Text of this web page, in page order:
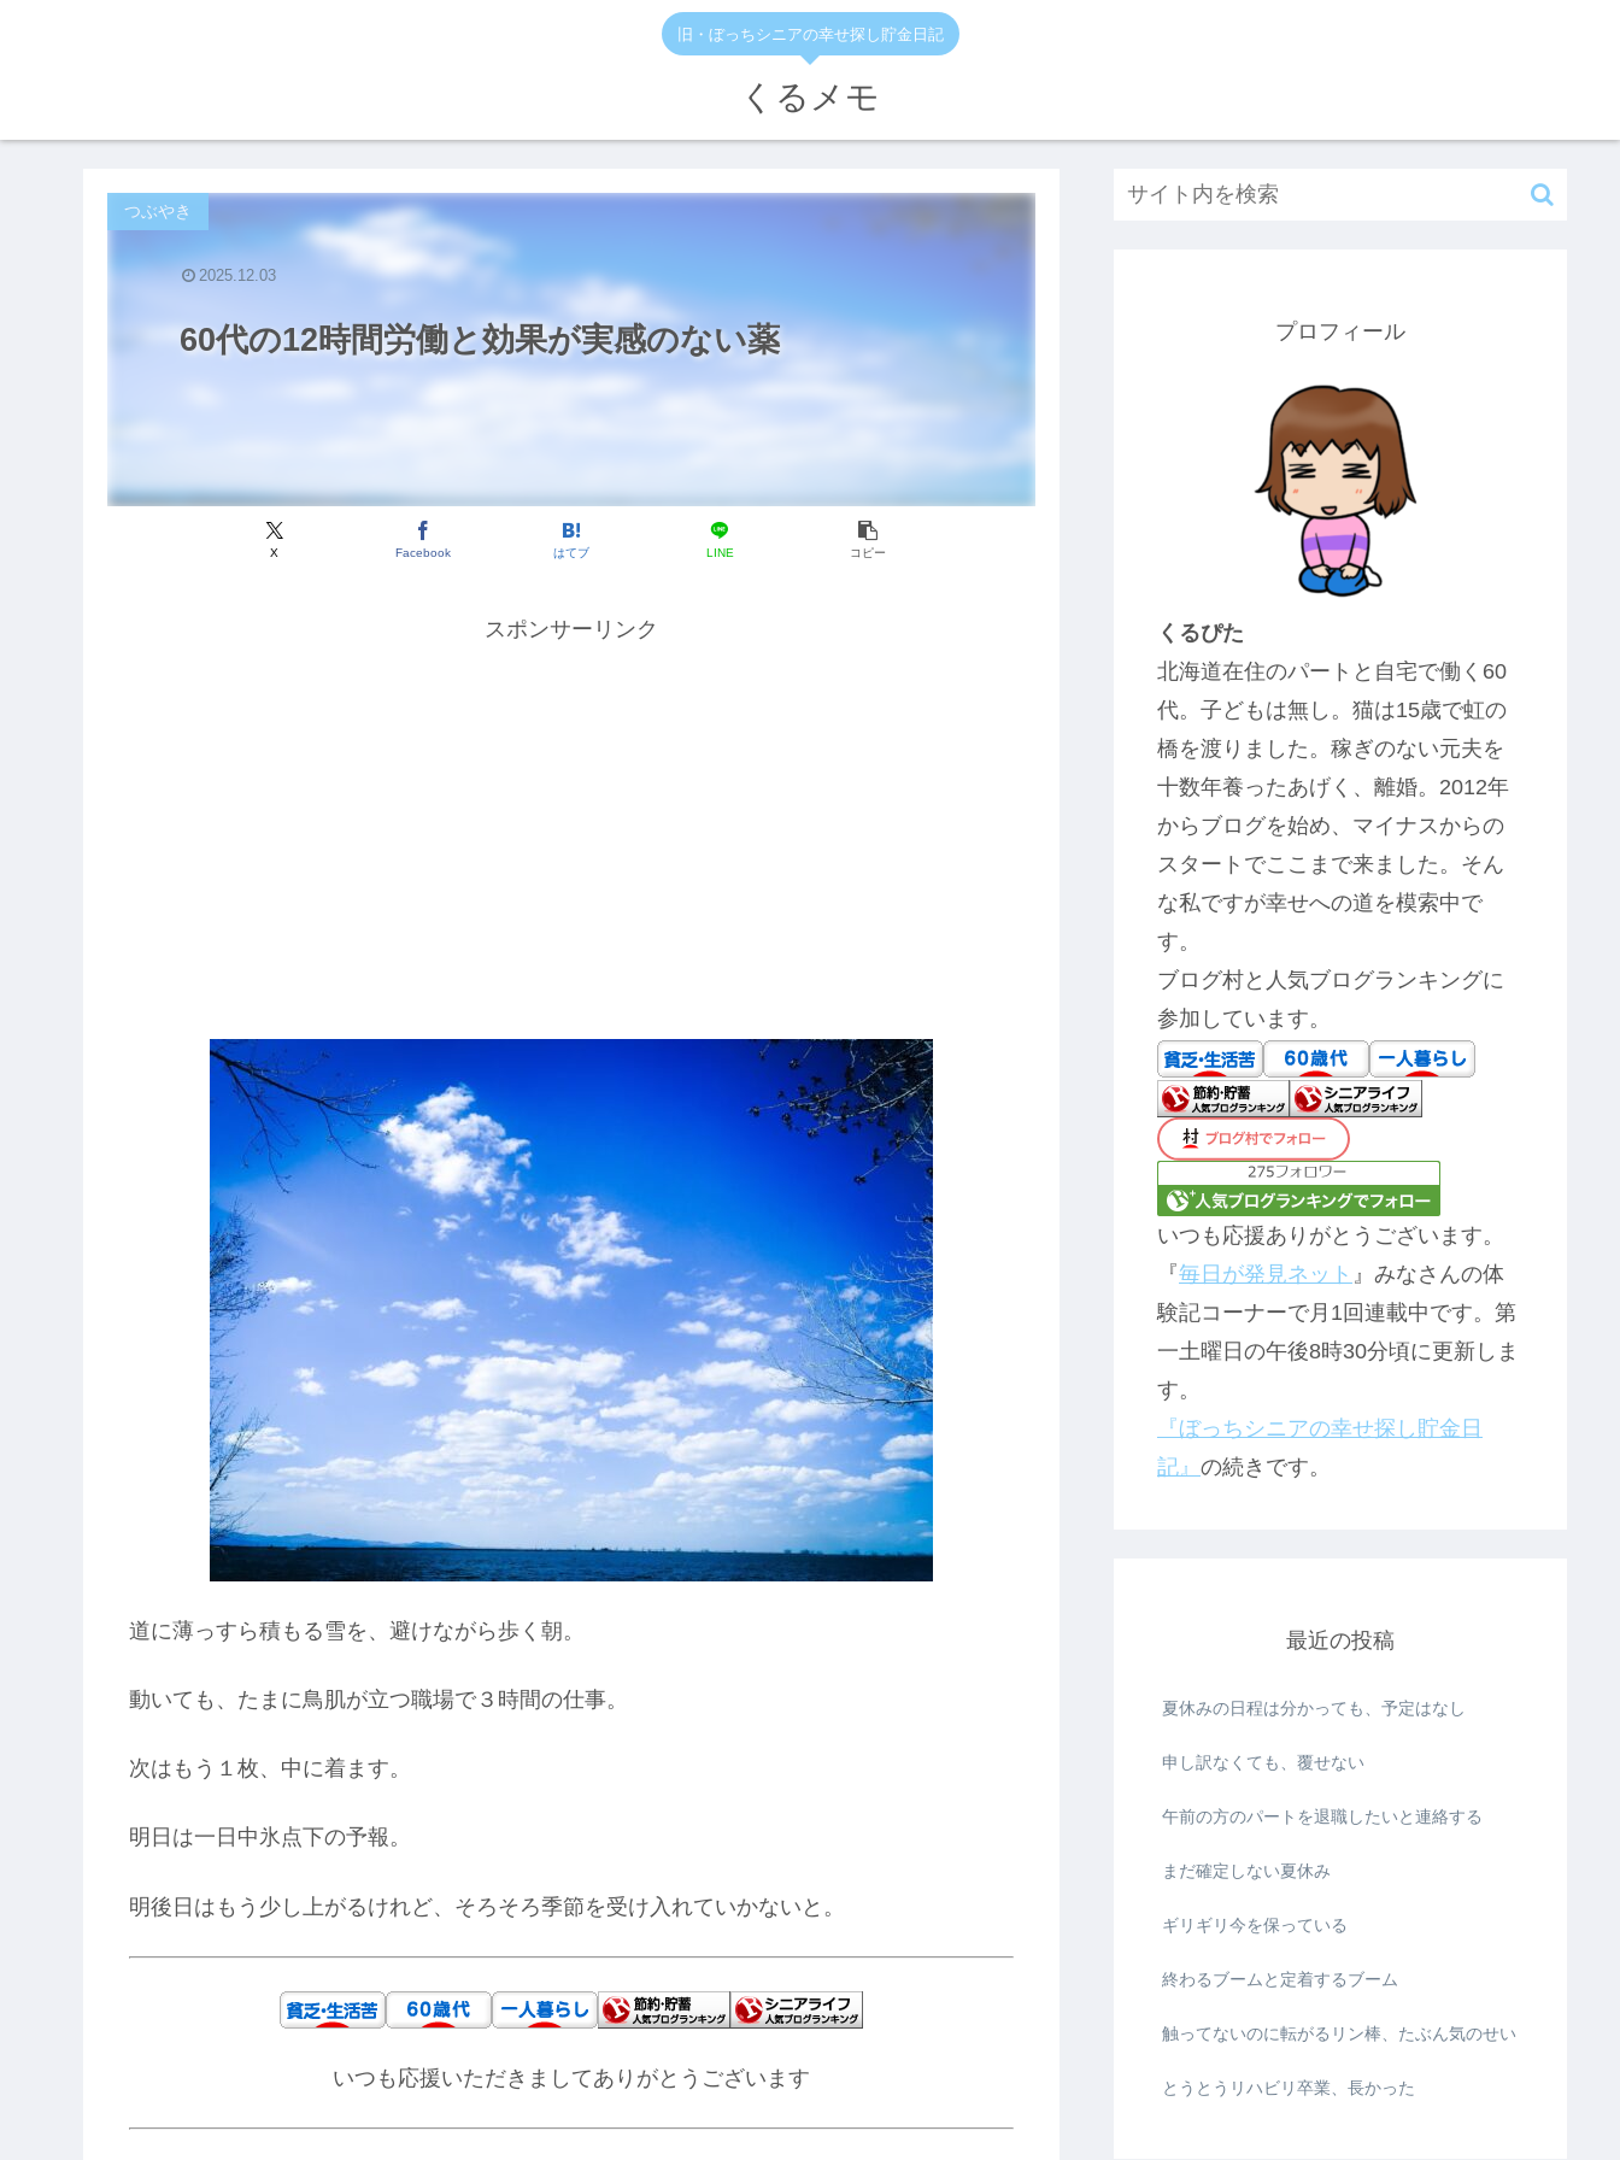
旧・ぼっちシニアの幸せ探し貯金日記
くるメモ
60代の12時間労働と効果が実感のない薬
つぶやき
X Facebook はてブ LINE コピー
2025.12.03
スポンサーリンク
道に薄っすら積もる雪を、避けながら歩く朝。
動いても、たまに鳥肌が立つ職場で３時間の仕事。
次はもう１枚、中に着ます。
明日は一日中氷点下の予報。
明後日はもう少し上がるけれど、そろそろ季節を受け入れていかないと。
いつも応援いただきましてありがとうございます
プロフィール
くるぴた
北海道在住のパートと自宅で働く60
代。子どもは無し。猫は15歳で虹の
橋を渡りました。稼ぎのない元夫を
十数年養ったあげく、離婚。2012年
からブログを始め、マイナスからの
スタートでここまで来ました。そん
な私ですが幸せへの道を模索中で
す。
ブログ村と人気ブログランキングに
参加しています。
いつも応援ありがとうございます。
『毎日が発見ネット 』みなさんの体
験記コーナーで月1回連載中です。第
一土曜日の午後8時30分頃に更新しま
す。
『ぼっちシニアの幸せ探し貯金日
記』 の続きです。
最近の投稿
夏休みの日程は分かっても、予定はなし
申し訳なくても、覆せない
午前の方のパートを退職したいと連絡する
まだ確定しない夏休み
ギリギリ今を保っている
終わるブームと定着するブーム
触ってないのに転がるリン棒、たぶん気のせい
とうとうリハビリ卒業、長かった